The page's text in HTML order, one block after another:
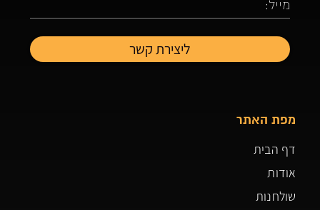
מפת האתר
דף הבית
אודות
שולחנות